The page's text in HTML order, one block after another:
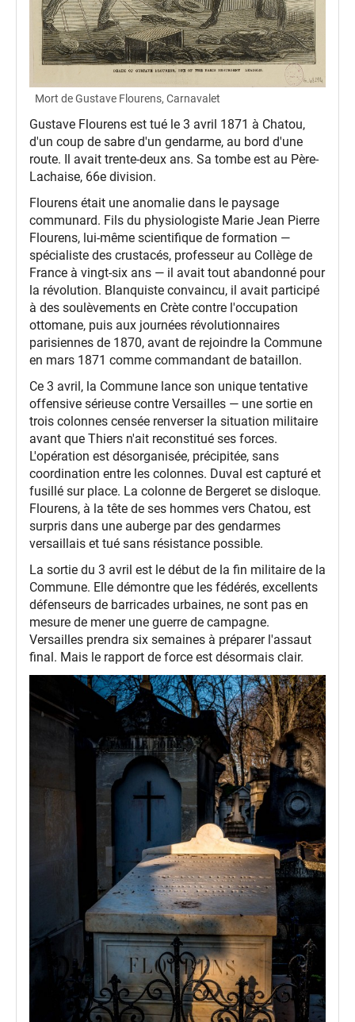
Mort de Gustave Flourens, Carnavalet
Gustave Flourens est tué le 3 avril 1871 à Chatou,
d'un coup de sabre d'un gendarme, au bord d'une
route. Il avait trente-deux ans. Sa tombe est au Père-
Lachaise, 66e division.
Flourens était une anomalie dans le paysage
communard. Fils du physiologiste Marie Jean Pierre
Flourens, lui-même scientifique de formation —
spécialiste des crustacés, professeur au Collège de
France à vingt-six ans — il avait tout abandonné pour
la révolution. Blanquiste convaincu, il avait participé
à des soulèvements en Crète contre l'occupation
ottomane, puis aux journées révolutionnaires
parisiennes de 1870, avant de rejoindre la Commune
en mars 1871 comme commandant de bataillon.
Ce 3 avril, la Commune lance son unique tentative
offensive sérieuse contre Versailles — une sortie en
trois colonnes censée renverser la situation militaire
avant que Thiers n'ait reconstitué ses forces.
L'opération est désorganisée, précipitée, sans
coordination entre les colonnes. Duval est capturé et
fusillé sur place. La colonne de Bergeret se disloque.
Flourens, à la tête de ses hommes vers Chatou, est
surpris dans une auberge par des gendarmes
versaillais et tué sans résistance possible.
La sortie du 3 avril est le début de la fin militaire de la
Commune. Elle démontre que les fédérés, excellents
défenseurs de barricades urbaines, ne sont pas en
mesure de mener une guerre de campagne.
Versailles prendra six semaines à préparer l'assaut
final. Mais le rapport de force est désormais clair.